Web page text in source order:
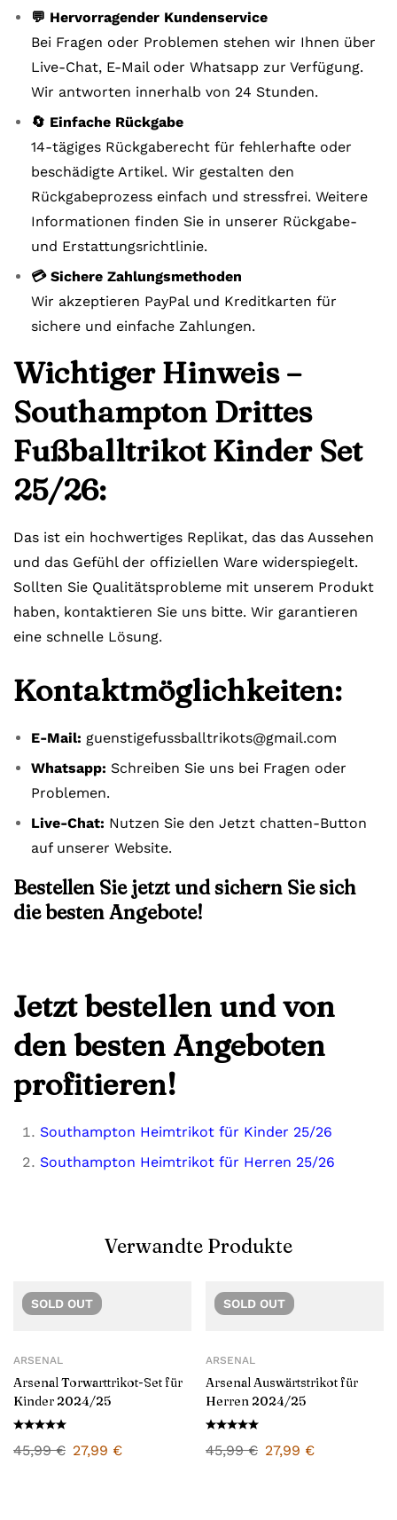
💬 Hervorragender Kundenservice
Bei Fragen oder Problemen stehen wir Ihnen über
Live-Chat, E-Mail oder Whatsapp zur Verfügung.
Wir antworten innerhalb von 24 Stunden.
🔄 Einfache Rückgabe
14-tägiges Rückgaberecht für fehlerhafte oder
beschädigte Artikel. Wir gestalten den
Rückgabeprozess einfach und stressfrei. Weitere
Informationen finden Sie in unserer Rückgabe-
und Erstattungsrichtlinie.
💳 Sichere Zahlungsmethoden
Wir akzeptieren PayPal und Kreditkarten für
sichere und einfache Zahlungen.
Wichtiger Hinweis –
Southampton Drittes
Fußballtrikot Kinder Set
25/26:
Das ist ein hochwertiges Replikat, das das Aussehen
und das Gefühl der offiziellen Ware widerspiegelt.
Sollten Sie Qualitätsprobleme mit unserem Produkt
haben, kontaktieren Sie uns bitte. Wir garantieren
eine schnelle Lösung.
Kontaktmöglichkeiten:
E-Mail: guenstigefussballtrikots@gmail.com
Whatsapp: Schreiben Sie uns bei Fragen oder
Problemen.
Live-Chat: Nutzen Sie den Jetzt chatten-Button
auf unserer Website.
Bestellen Sie jetzt und sichern Sie sich
die besten Angebote!
Jetzt bestellen und von
den besten Angeboten
profitieren!
Southampton Heimtrikot für Kinder 25/26
Southampton Heimtrikot für Herren 25/26
Verwandte Produkte
SOLD OUT
ARSENAL
Arsenal Torwarttrikot-Set für
Kinder 2024/25
45,99€ 27,99 €
SOLD OUT
ARSENAL
Arsenal Auswärtstrikot für
Herren 2024/25
45,99€ 27,99 €